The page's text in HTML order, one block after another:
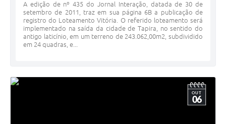
A edição de nº 435 do Jornal Interação, datada de 30 de
setembro de 2011, traz em sua página 6B a publicação de
registro do Loteamento Vitória. O referido loteamento será
implementado na saída da cidade de Tapira, no sentido do
antigo laticínio, em um terreno de 243.062,00m2, subdividido
em 24 quadras, e...
OUT
06